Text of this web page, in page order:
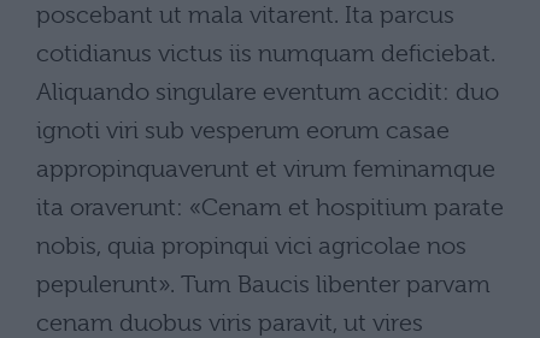
poscebant ut mala vitarent. Ita parcus
cotidianus victus iis numquam deficiebat.
Aliquando singulare eventum accidit: duo
ignoti viri sub vesperum eorum casae
appropinquaverunt et virum feminamque
ita oraverunt: «Cenam et hospitium parate
nobis, quia propinqui vici agricolae nos
pepulerunt». Tum Baucis libenter parvam
cenam duobus viris paravit, ut vires